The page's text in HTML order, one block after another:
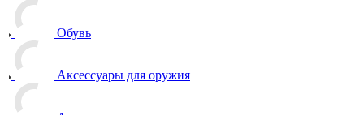
Обувь
Аксессуары для оружия